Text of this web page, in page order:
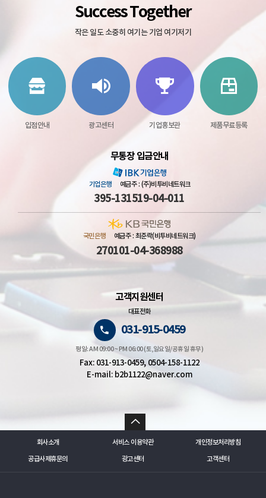
Success Together
작은 일도 소중히 여기는 기업 여기저기
입점안내 광고센터 기업홍보관 제품무료등록
무통장 입금안내
기업은행 예금주 : (주)비투비네트워크
395-131519-04-011
국민은행 예금주 : 최준락(비투비네트워크)
270101-04-368988
고객지원센터
대표전화
031-915-0459
평일: AM 09:00 ~ PM 06:00 (토,일요일/공휴일 휴무)
Fax: 031-913-0459, 0504-158-1122
E-mail: b2b1122@naver.com
회사소개 서비스 이용약관 개인정보처리방침
공급사제휴문의 광고센터 고객센터